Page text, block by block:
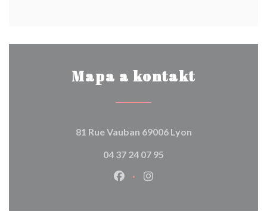
Mapa a kontakt
81 Rue Vauban 69006 Lyon((otevře se v
04 37 24 07 95
Facebook ((otevře se v novém